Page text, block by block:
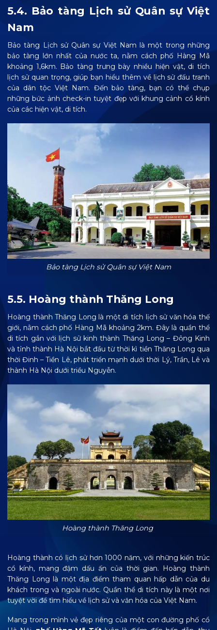
5.4. Bảo tàng Lịch sử Quân sự Việt
Nam
Bảo tàng Lịch sử Quân sự Việt Nam là một trong những
bảo tàng lớn nhất của nước ta, nằm cách phố Hàng Mã
khoảng 1,6km. Bảo tàng trưng bày nhiều hiện vật, di tích
lịch sử quan trọng, giúp bạn hiểu thêm về lịch sử đấu tranh
của dân tộc Việt Nam. Đến bảo tàng, bạn có thể chụp
những bức ảnh check-in tuyệt đẹp với khung cảnh cổ kính
của các hiện vật, di tích.
Bảo tàng Lịch sử Quân sự Việt Nam
5.5. Hoàng thành Thăng Long
Hoàng thành Thăng Long là một di tích lịch sử văn hóa thế
giới, nằm cách phố Hàng Mã khoảng 2km. Đây là quần thể
di tích gắn với lịch sử kinh thành Thăng Long – Đông Kinh
và tỉnh thành Hà Nội bắt đầu từ thời kì tiền Thăng Long qua
thời Đinh – Tiền Lê, phát triển mạnh dưới thời Lý, Trần, Lê và
thành Hà Nội dưới triều Nguyễn.
Hoàng thành Thăng Long
Hoàng thành có lịch sử hơn 1000 năm, với những kiến trúc
cổ kính, mang đậm dấu ấn của thời gian. Hoàng thành
Thăng Long là một địa điểm tham quan hấp dẫn của du
khách trong và ngoài nước. Quần thể di tích này là một nơi
tuyệt vời để tìm hiểu về lịch sử và văn hóa của Việt Nam.
Mang trong mình vẻ đẹp riêng của một con đường phố cổ